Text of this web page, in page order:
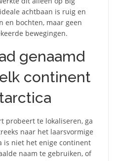
achtbaan is ruig en
en bochten, maar geen
bewegingen.
genaamd
elk continent
probeert te lokaliseren, ga
naar het laarsvormige
is niet het enige continent
naam te gebruiken, of